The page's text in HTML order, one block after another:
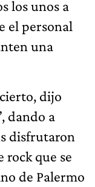
los unos a
el personal
una
dijo
dando a
disfrutaron
rock que se
de Palermo